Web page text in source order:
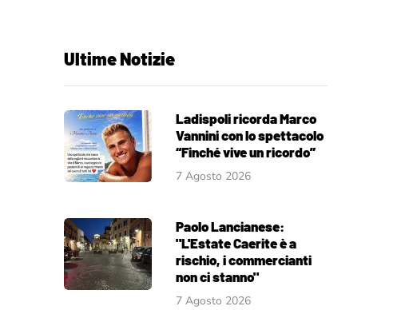
Ultime Notizie
Ladispoli ricorda Marco
Vannini con lo spettacolo
“Finché vive un ricordo”
7 Agosto 2026
Paolo Lancianese:
"L'Estate Caerite è a
rischio, i commercianti
non ci stanno"
7 Agosto 2026